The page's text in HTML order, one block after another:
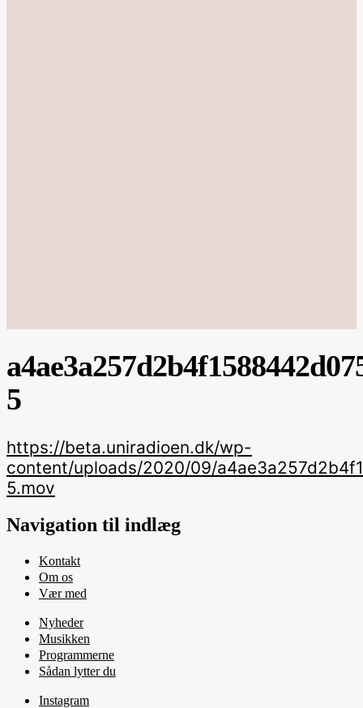
5
https://beta.uniradioen.dk/wp-
content/uploads/2020/09/
5.mov
Navigation til indlæg
Kontakt
Om os
Vær med
Nyheder
Musikken
Programmerne
Sådan lytter du
Instagram